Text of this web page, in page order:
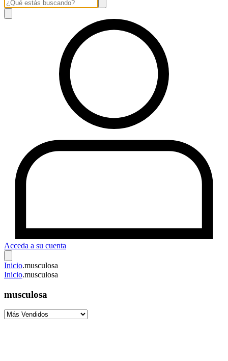
Acceda a su cuenta
Inicio.musculosa
Inicio.musculosa
musculosa